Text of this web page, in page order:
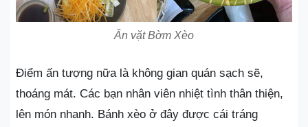
Ăn vặt Bờm Xèo
Điểm ấn tượng nữa là không gian quán sạch sẽ,
thoáng mát. Các bạn nhân viên nhiệt tình thân thiện,
lên món nhanh. Bánh xèo ở đây được cái tráng